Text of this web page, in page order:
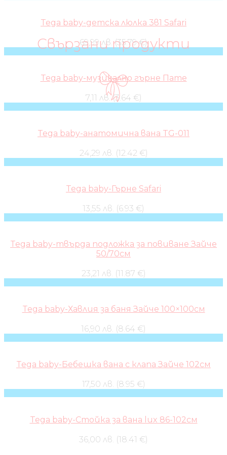
Свързани продукти
Tega baby-детска люлка 3в1 Safari
69,99 лв. (35.79 €)
Tega baby-музикално гърне Пате
7,11 лв. (3.64 €)
Tega baby-анатомична вана TG-011
24,29 лв. (12.42 €)
Tega baby-Гърне Safari
13,55 лв. (6.93 €)
Tega baby-твърда подложка за повиване Зайче
50/70см
23,21 лв. (11.87 €)
Tega baby-Хавлия за баня Зайче 100×100см
16,90 лв. (8.64 €)
Tega baby-Бебешка вана с клапа Зайче 102см
17,50 лв. (8.95 €)
Tega baby-Стойка за вана lux 86-102см
36,00 лв. (18.41 €)